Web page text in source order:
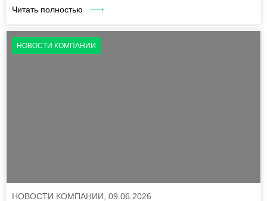
Читать полностью
НОВОСТИ КОМПАНИИ
НОВОСТИ КОМПАНИИ, 09.06.2026